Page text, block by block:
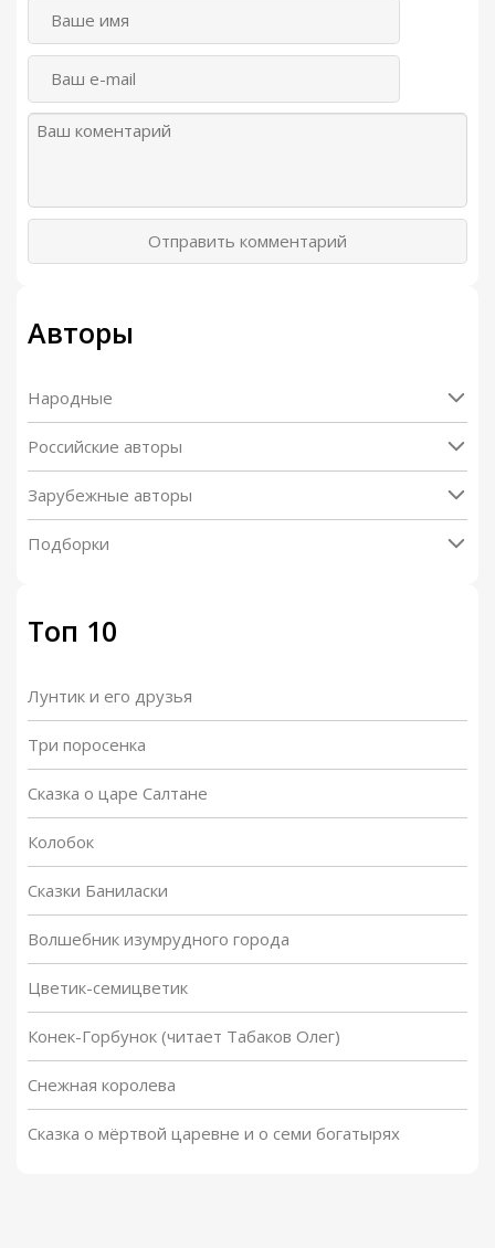
Отправить комментарий
Авторы
Народные
Российские авторы
Зарубежные авторы
Подборки
Топ 10
Лунтик и его друзья
Три поросенка
Сказка о царе Салтане
Колобок
Сказки Баниласки
Волшебник изумрудного города
Цветик-семицветик
Конек-Горбунок (читает Табаков Олег)
Снежная королева
Сказка о мёртвой царевне и о семи богатырях